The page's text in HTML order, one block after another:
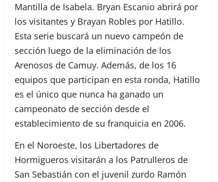
Mantilla de Isabela. Bryan Escanio abrirá por
los visitantes y Brayan Robles por Hatillo.
Esta serie buscará un nuevo campeón de
sección luego de la eliminación de los
Arenosos de Camuy. Además, de los 16
equipos que participan en esta ronda, Hatillo
es el único que nunca ha ganado un
campeonato de sección desde el
establecimiento de su franquicia en 2006.
En el Noroeste, los Libertadores de
Hormigueros visitarán a los Patrulleros de
San Sebastián con el juvenil zurdo Ramón